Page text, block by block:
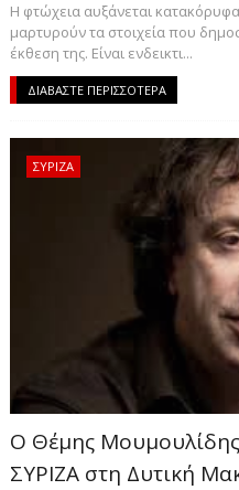
Η φτώχεια αυξάνεται
μαρτυρούν τα στοιχεία που
έκθεση της. Είναι ενδεικτι...
ΔΙΑΒΑΣΤΕ ΠΕΡΙΣΣΟΤΕΡΑ
ΣΥΡΙΖΑ
Ο Θέμης
ΣΥΡΙΖΑ στη Δυτική